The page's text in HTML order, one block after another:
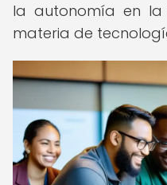
la autonomía en la
materia de